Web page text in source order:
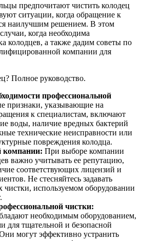
предпочитают чистить колодец
ситуации, когда обращение к
наилучшим решением. В этом
когда необходима
колодцев, а также дадим советы по
компании для
профессиональной
признаки, указывающие на
к специалистам, включают
воды, наличие вредных бактерий
технические неисправности или
повреждения колодца.
компании: При выборе компании
важно учитывать ее репутацию,
соответствующих лицензий и
Не стесняйтесь задавать
чистки, используемом оборудовании
чистки:
необходимым оборудованием,
для тщательной и безопасной
могут эффективно устранить